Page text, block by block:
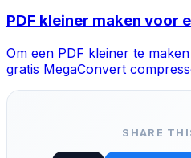
PDF kleiner maken voor
Om een PDF kleiner te
gratis MegaConvert
SHARE